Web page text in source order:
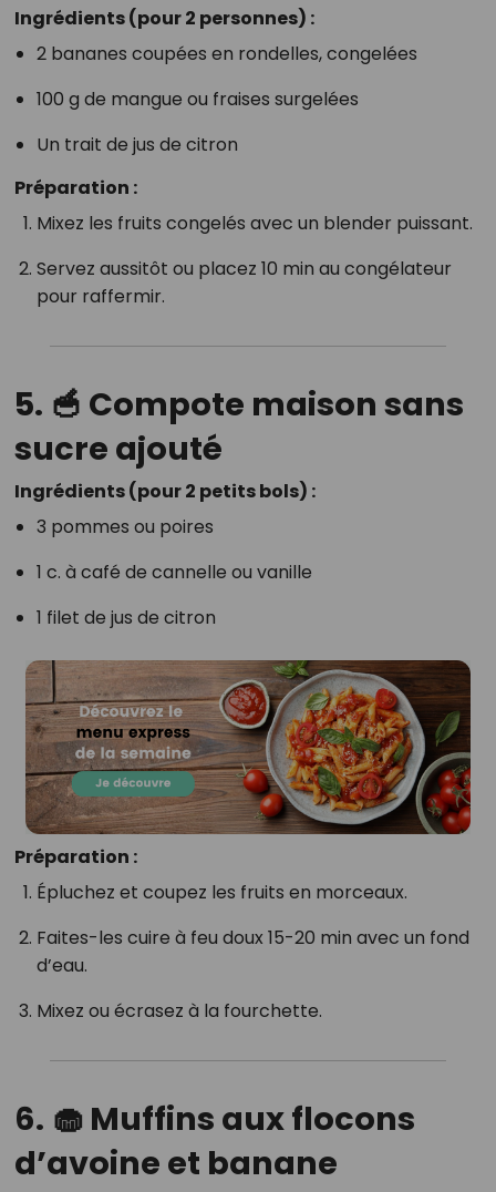
Ingrédients (pour 2 personnes) :
2 bananes coupées en rondelles, congelées
100 g de mangue ou fraises surgelées
Un trait de jus de citron
Préparation :
Mixez les fruits congelés avec un blender puissant.
Servez aussitôt ou placez 10 min au congélateur
pour raffermir.
5. 🥣 Compote maison sans
sucre ajouté
Ingrédients (pour 2 petits bols) :
3 pommes ou poires
1 c. à café de cannelle ou vanille
1 filet de jus de citron
Préparation :
Épluchez et coupez les fruits en morceaux.
Faites-les cuire à feu doux 15-20 min avec un fond
d’eau.
Mixez ou écrasez à la fourchette.
6. 🧁 Muffins aux flocons
d’avoine et banane